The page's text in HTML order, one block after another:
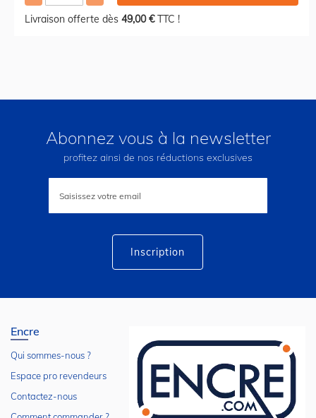
Livraison offerte dès 49,00 €TTC !
Abonnez vous à la newsletter
profitez ainsi de nos réductions exclusives
lettre
Inscription
Encre
Qui sommes-nous ?
Espace pro revendeurs
Contactez-nous